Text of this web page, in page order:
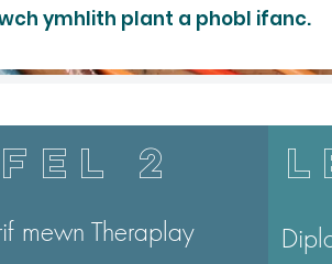
ymhlith plant a phobl ifanc.
2
mewn Theraplay